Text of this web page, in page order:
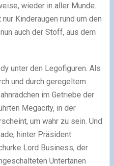
wieder in aller Munde.
Kinderaugen rund um den
auch der Stoff, aus dem
unter den Legofiguren. Als
und durch geregeltem
im Getriebe der
Megacity, in der
um wahr zu sein. Und
hinter Präsident
Lord Business, der
Untertanen